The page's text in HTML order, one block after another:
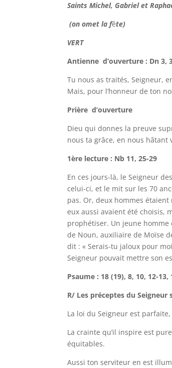
Saints Michel, Gabriel et
(on omet la fête)
VERT
Antienne d’ouverture : Dn 3,
Tu nous as traités, Seigneur,
Mais, pour l’honneur de ton
Prière d’ouverture
Dieu qui donnes la preuve
nous ta grâce, en nous hâtant
1ère lecture : Nb 11, 25-29
En ces jours-là, le Seigneur
celui-ci, et le mit sur les 70
pas. Or, deux hommes étaient
eux aussi avaient été choisis,
prophétiser. Un jeune homme
de Noun, auxiliaire de Moïse
dit : « Serais-tu jaloux pour
Seigneur pouvait mettre son
Psaume : 18 (19), 8, 10, 12-13,
R/ Les préceptes du
La loi du Seigneur est
La crainte qu’il inspire est
équitables.
Aussi ton serviteur en est